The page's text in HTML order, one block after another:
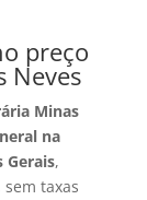
preço
Neves
Minas
na
Gerais,
taxas